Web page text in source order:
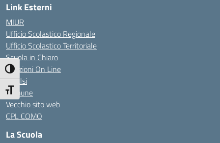
Attiva/disattiva alto contrasto
Attiva/disattiva dimensione testo
Link Esterni
MIUR
Ufficio Scolastico Regionale
Ufficio Scolastico Territoriale
Scuola in Chiaro
Iscrizioni On Line
Invalsi
Comune
Vecchio sito web
CPL COMO
La Scuola